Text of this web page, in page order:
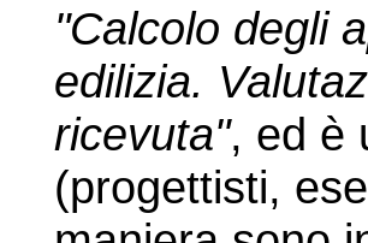
"Calcolo degli
edilizia.
ricevuta", ed è
(progettisti,